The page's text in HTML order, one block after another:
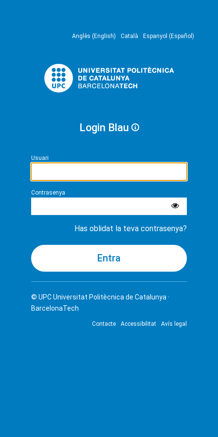
Anglès (English) Català Espanyol (Español)
Login Blau
Usuari
Contrasenya
Has oblidat la teva contrasenya?
© UPCUniversitat Politècnica de Catalunya ·
BarcelonaTech
Contacte Accessibilitat Avís legal